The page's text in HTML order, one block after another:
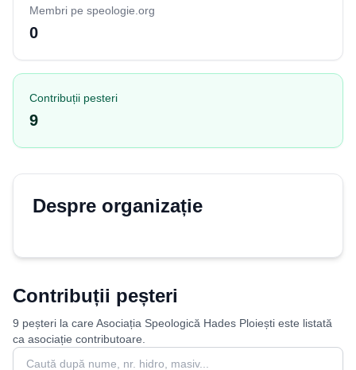
Membri pe speologie.org
0
Contribuții pesteri
9
Despre organizație
Contribuții peșteri
9 peșteri la care Asociația Speologică Hades Ploiești este listată
ca asociație contributoare.
Caută peșteri